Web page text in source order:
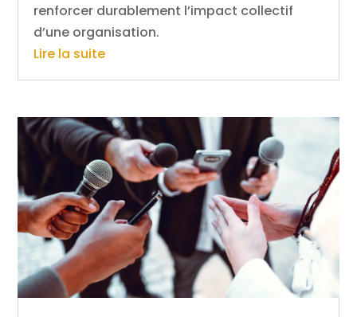
renforcer durablement l’impact collectif
d’une organisation.
Lire la suite